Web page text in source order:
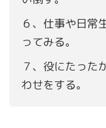
６、仕事や日常
ってみる。
７、役にたった
わせをする。